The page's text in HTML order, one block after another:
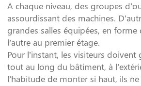
A chaque niveau, des groupes
assourdissant des machines.
grandes salles équipées, en
l’autre au premier étage.
Pour l’instant, les visiteurs
tout au long du bâtiment, à
l’habitude de monter si haut, ils